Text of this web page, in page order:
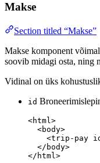
Makse
Section titled “Makse”
Makse komponent
soovib midagi osta, ning
Vidinal on üks
id
<html>
<body>
<trip-pay
</ body>
</ html>